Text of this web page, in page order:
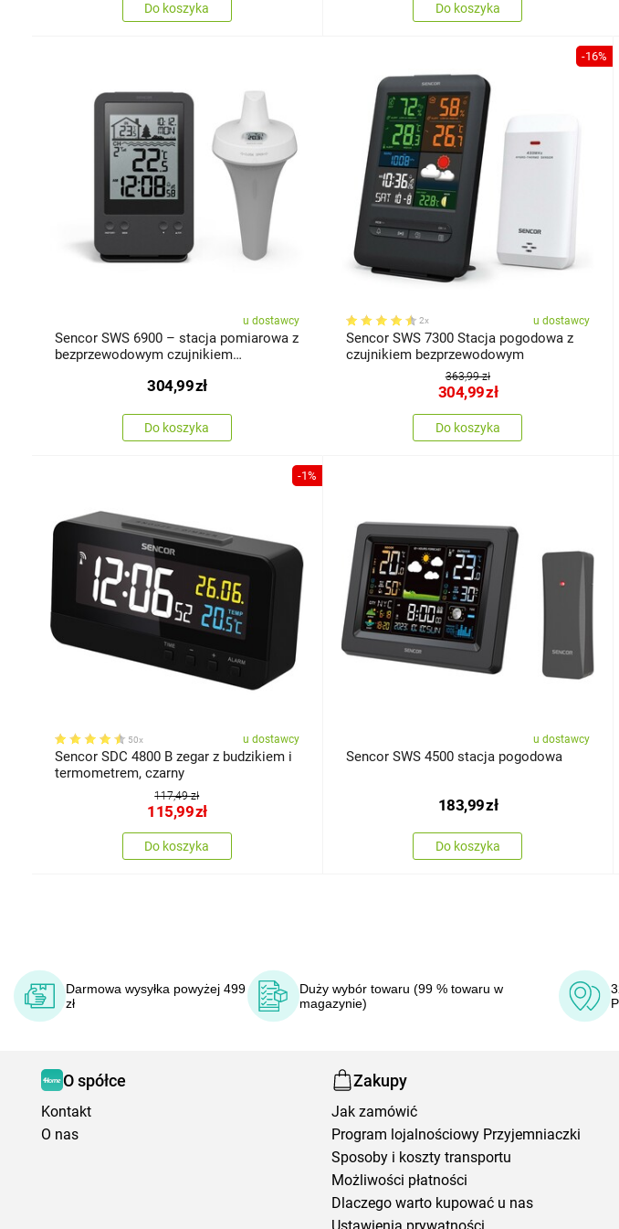
Do koszyka Do koszyka
u dostawcy
Sencor SWS 6900 – stacja pomiarowa z
bezprzewodowym czujnikiem
304,99zł
Do koszyka
-16%
2x u dostawcy
Sencor SWS 7300 Stacja pogodowa z
czujnikiem bezprzewodowym
363,99 zł
304,99zł
Do koszyka
-1%
50x u dostawcy
Sencor SDC 4800 B zegar z budzikiem i
termometrem, czarny
117,49 zł
115,99zł
Do koszyka
u dostawcy
Sencor SWS 4500 stacja pogodowa
183,99zł
Do koszyka
Darmowa wysyłka powyżej 499
zł
Duży wybór towaru (99 % towaru w
magazynie)
O spółce
Kontakt
O nas
Zakupy
Jak zamówić
Program lojalnościowy Przyjemniaczki
Sposoby i koszty transportu
Możliwości płatności
Dlaczego warto kupować u nas